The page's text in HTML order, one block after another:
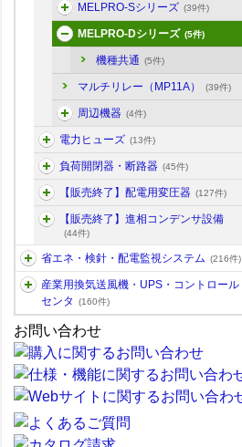
MELPRO-Sシリーズ (39件)
MELPRO-Dシリーズ (5件)
機種共通 (5件)
マルチリレー（MP11A） (39件)
周辺機器 (4件)
電力ヒューズ (13件)
負荷開閉器・断路器 (45件)
【販売終了】配電用変圧器 (127件)
【販売終了】進相コンデンサ設備
(44件)
省エネ・検針・配電監視システム (216件)
産業用換気送風機・UPS・コントロール
センタ
(160件)
お問い合わせ